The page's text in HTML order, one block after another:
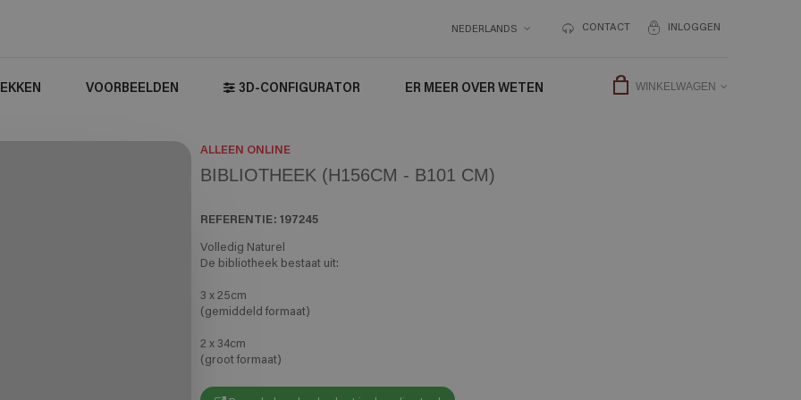
INLOGGEN
CONTACT
NEDERLANDS
WINKELWAGEN
VOORBEELDEN 3D-CONFIGURATOR ER MEER OVER WETEN
ALLEEN ONLINE
BIBLIOTHEEK (H156CM - B101 CM)
REFERENTIE: 197245
Volledig Naturel
De bibliotheek bestaat uit:
3 x 25cm
(gemiddeld formaat)
2 x 34cm
(groot formaat)